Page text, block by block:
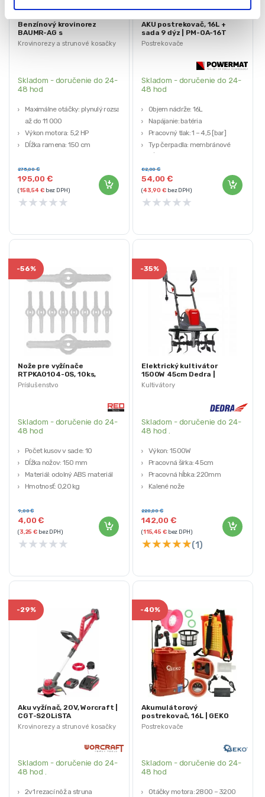
Krovinorezy a strunové kosačky
Benzínový krovinorez
BAUMR-AG s
príslušenstvom, 7v1 | BMR-
Skladom - doručenie do 24-
48 hod
Maximálne otáčky: plynulý rozsah
až do 11 000
Výkon motora: 5,2 HP
Dĺžka ramena: 150 cm
Palivo: palivová zmes
195,00€
275,00€
(158,54€bez DPH)
★★★★★
Postrekovače
AKU postrekovač, 16L +
sada 9 dýz | PM-OA-16T
Skladom - doručenie do 24-
48 hod
Objem nádrže: 16L
Napájanie: batéria
Pracovný tlak: 1 – 4,5 [bar]
Typ čerpadla: membránové
54,00€
82,00€
(43,90€bez DPH)
★★★★★
Príslušenstvo
-56%
Nože pre vyžínače
RTPKA0104-OS, 10ks,
150mm | RED TECHNIC
Skladom - doručenie do 24-
48 hod
Počet kusov v sade: 10
Dĺžka nožov: 150 mm
Materiál: odolný ABS materiál
Hmotnosť: 0,20 kg
4,00€
9,00€
(3,25€ bez DPH)
★★★★★
Kultivátory
-35%
Elektrický kultivátor
1500W 45cm Dedra |
DED8710
Skladom - doručenie do 24-
48 hod .
Výkon: 1500W
Pracovná šírka: 45cm
Pracovná hĺbka: 220mm
Kalené nože
142,00€
220,00€
(115,45 €bez DPH)
★★★★★(1)
Krovinorezy a strunové kosačky
-29%
Aku vyžínač, 20V, Worcraft |
CGT-S20LiSTA
Skladom - doručenie do 24-
48 hod .
2v1 rezací nôž a struna
Postrekovače
-40%
Akumulátorový
postrekovač, 16L | GEKO
Skladom - doručenie do 24-
48 hod
Otáčky motora: 2800 – 3200